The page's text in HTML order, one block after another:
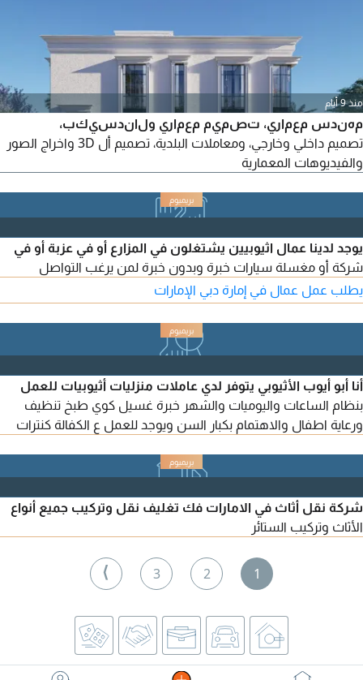
منذ 9 أيام
مهندس معماري، تصميم معماري ولاندسيكب،
تصميم داخلي وخارجي، ومعاملات البلدية، تصميم أل 3D واخراج الصور
والفيديوهات المعمارية
يوجد لدينا عمال اثيوبيين يشتغلون في المزارع أو في عزبة أو في
شركة أو مغسلة سيارات خبرة وبدون خبرة لمن يرغب التواصل
يطلب عمل عمال في إمارة دبي الإمارات
أنا أبو أيوب الأثيوبي يتوفر لدي عاملات منزليات أثيوبيات للعمل
بنظام الساعات واليوميات والشهر خبرة غسيل كوي طبخ تنظيف
ورعاية اطفال والاهتمام بكبار السن ويوجد للعمل ع الكفالة كنترات
شركة نقل أثاث في الامارات فك تغليف نقل وتركيب جميع أنواع
الأثاث وتركيب الستائر
1
2
3
⟩